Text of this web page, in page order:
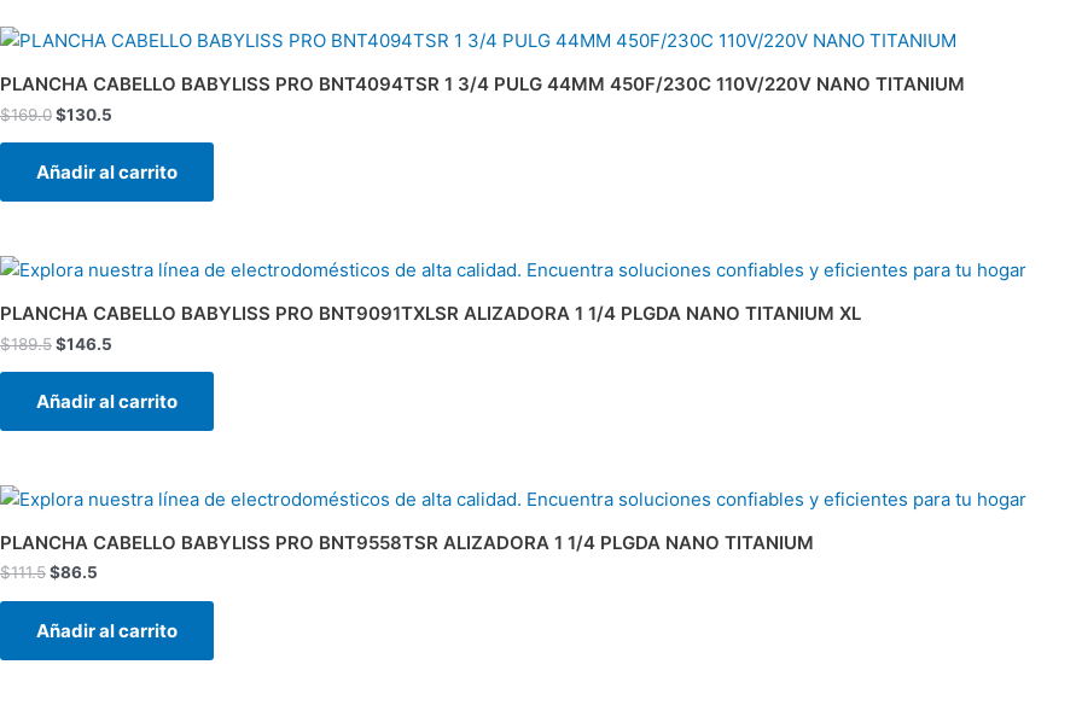
PLANCHA CABELLO BABYLISS PRO BNT4094TSR 1 3/4 PULG 44MM 450F/230C 110V/220V NANO TITANIUM
$169.0
El
original
era:
$169.0.
$130.5
El
actual
es:
Añadir al carrito
PLANCHA CABELLO BABYLISS PRO BNT9091TXLSR ALIZADORA 1 1/4 PLGDA NANO TITANIUM XL
$189.5
El
original
era:
$189.5.
$146.5
El
actual
es:
Añadir al carrito
PLANCHA CABELLO BABYLISS PRO BNT9558TSR ALIZADORA 1 1/4 PLGDA NANO TITANIUM
$111.5
El
original
era:
$111.5.
$86.5
El
actual
es:
Añadir al carrito